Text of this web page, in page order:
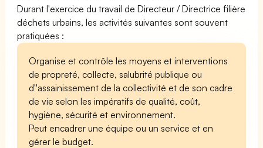
Durant l'exercice du travail de Directeur / Directrice filière
déchets urbains, les activités suivantes sont souvent
pratiquées :
Organise et contrôle les moyens et interventions
de propreté, collecte, salubrité publique ou
d''assainissement de la collectivité et de son cadre
de vie selon les impératifs de qualité, coût,
hygiène, sécurité et environnement.
Peut encadrer une équipe ou un service et en
gérer le budget.